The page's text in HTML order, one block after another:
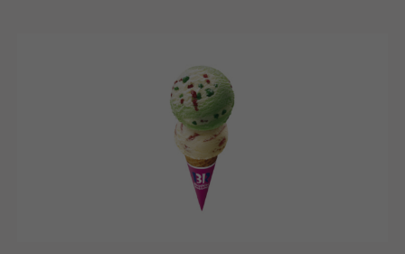
責任ある行動、そして定めたルールを遵守する
職務を誠実に取り組み、他の従業員のお手本となるよ